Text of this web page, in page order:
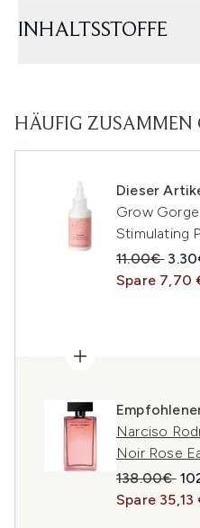
INHALTSSTOFFE
HÄUFIG ZUSAMMEN
Dieser
Grow
Stimulating
11.00€
Spare 7,70
Narciso
Noir Rose
138.00€
Spare 35,13